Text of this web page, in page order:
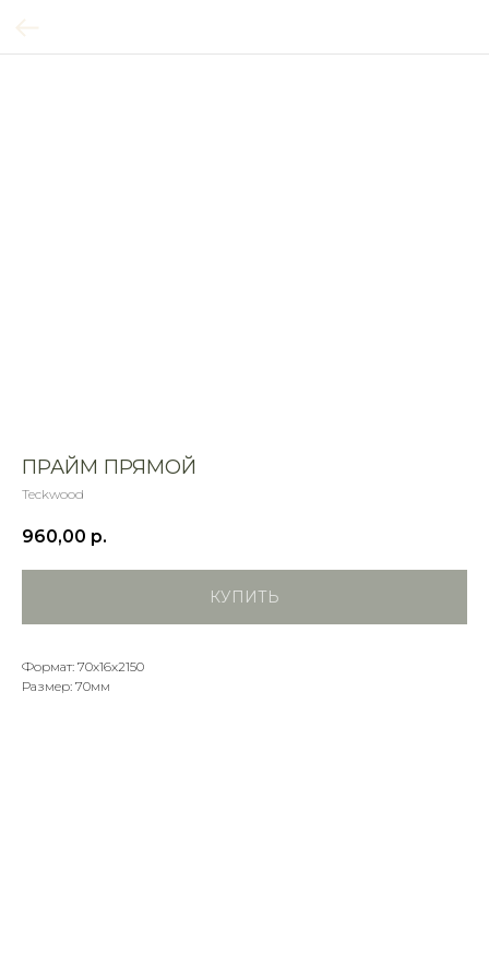
ПРАЙМ ПРЯМОЙ
Teckwood
960,00 р.
КУПИТЬ
Формат: 70х16х2150
Размер: 70мм